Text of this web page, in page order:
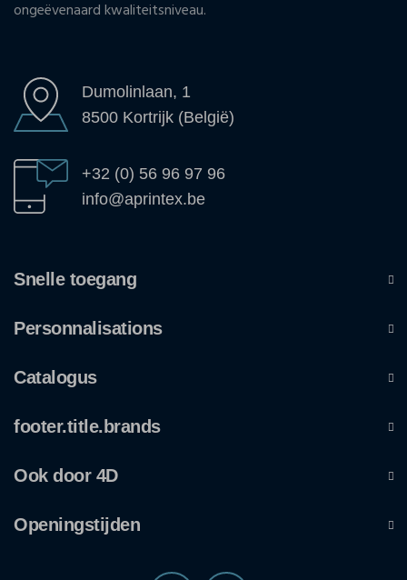
ongeëvenaard kwaliteitsniveau.
Dumolinlaan, 1
8500 Kortrijk (België)
+32 (0) 56 96 97 96
info@aprintex.be
Snelle toegang
Personnalisations
Catalogus
footer.title.brands
Ook door 4D
Openingstijden